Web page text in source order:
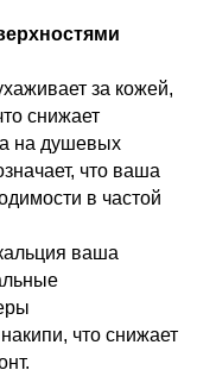
за кожей,
снижает
на душевых
что ваша
в частой
ваша
что снижает